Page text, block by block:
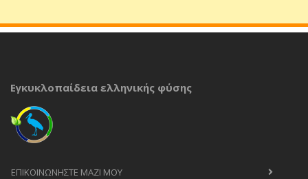
Εγκυκλοπαίδεια ελληνικής φύσης
ΕΠΙΚΟΙΝΩΝΉΣΤΕ ΜΑΖΊ ΜΟΥ